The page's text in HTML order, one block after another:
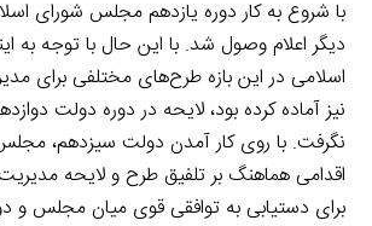
دیگر اعلام وصول شد. با این حال با توجه به
اسلامی در این بازه طرح‌های مختلفی برای
نیز آماده کرده بود، لایحه در دوره دولت
نگرفت. با روی کار آمدن دولت سیزدهم،
اقدامی هماهنگ بر تلفیق طرح و لایحه
برای دستیابی به توافقی قوی میان مجلس و